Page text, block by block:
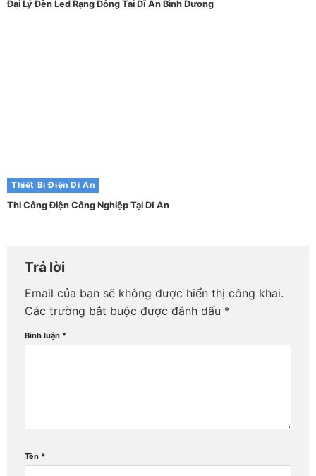
Đại Lý Đèn Led Rạng Đông Tại Dĩ An Bình Dương
Thiết Bị Điện Dĩ An
Thi Công Điện Công Nghiệp Tại Dĩ An
Trả lời
Email của bạn sẽ không được hiển thị công khai.
Các trường bắt buộc được đánh dấu *
Bình luận *
Tên *